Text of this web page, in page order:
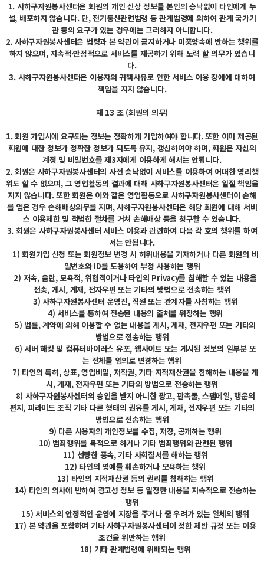
1. 사하구자원봉사센터은 회원의 개인 신상 정보를 본인의 승낙없이 타인에게 누
설, 배포하지 않습니다. 단, 전기통신관련법령 등 관계법령에 의하여 관계 국가기
관 등의 요구가 있는 경우에는 그러하지 아니합니다.
2. 사하구자원봉사센터은 법령과 본 약관이 금지하거나 미풍양속에 반하는 행위를
하지 않으며, 지속적·안정적으로 서비스를 제공하기 위해 노력 할 의무가 있습니
다.
3. 사하구자원봉사센터은 이용자의 귀책사유로 인한 서비스 이용 장애에 대하여
책임을 지지 않습니다.
제 13 조 (회원의 의무)
1. 회원 가입시에 요구되는 정보는 정확하게 기입하여야 합니다. 또한 이미 제공된
회원에 대한 정보가 정확한 정보가 되도록 유지, 갱신하여야 하며, 회원은 자신의
계정 및 비밀번호를 제3자에게 이용하게 해서는 안됩니다.
2. 회원은 사하구자원봉사센터의 사전 승낙없이 서비스를 이용하여 어떠한 영리행
위도 할 수 없으며, 그 영업활동의 결과에 대해 사하구자원봉사센터은 일절 책임을
지지 않습니다. 또한 회원은 이와 같은 영업활동으로 사하구자원봉사센터이 손해
를 입은 경우 손해배상의무를 지며, 사하구자원봉사센터은 해당 회원에 대해 서비
스 이용제한 및 적법한 절차를 거쳐 손해배상 등을 청구할 수 있습니다.
3. 회원은 사하구자원봉사센터 서비스 이용과 관련하여 다음 각 호의 행위를 하여
서는 안됩니다.
1) 회원가입 신청 또는 회원정보 변경 시 허위내용을 기재하거나 다른 회원의 비
밀번호와 ID를 도용하여 부정 사용하는 행위
2) 저속, 음란, 모욕적, 위협적이거나 타인의 Privacy를 침해할 수 있는 내용을
전송, 게시, 게재, 전자우편 또는 기타의 방법으로 전송하는 행위
3) 사하구자원봉사센터 운영진, 직원 또는 관계자를 사칭하는 행위
4) 서비스를 통하여 전송된 내용의 출처를 위장하는 행위
5) 법률, 계약에 의해 이용할 수 없는 내용을 게시, 게재, 전자우편 또는 기타의
방법으로 전송하는 행위
6) 서버 해킹 및 컴퓨터바이러스 유포, 웹사이트 또는 게시된 정보의 일부분 또
는 전체를 임의로 변경하는 행위
7) 타인의 특허, 상표, 영업비밀, 저작권, 기타 지적재산권을 침해하는 내용을 게
시, 게재, 전자우편 또는 기타의 방법으로 전송하는 행위
8) 사하구자원봉사센터의 승인을 받지 아니한 광고, 판촉물, 스팸메일, 행운의
편지, 피라미드 조직 기타 다른 형태의 권유를 게시, 게재, 전자우편 또는 기타의
방법으로 전송하는 행위
9) 다른 사용자의 개인정보를 수집, 저장, 공개하는 행위
10) 범죄행위를 목적으로 하거나 기타 범죄행위와 관련된 행위
11) 선량한 풍속, 기타 사회질서를 해하는 행위
12) 타인의 명예를 훼손하거나 모욕하는 행위
13) 타인의 지적재산권 등의 권리를 침해하는 행위
14) 타인의 의사에 반하여 광고성 정보 등 일정한 내용을 지속적으로 전송하는
행위
15) 서비스의 안정적인 운영에 지장을 주거나 줄 우려가 있는 일체의 행위
17) 본 약관을 포함하여 기타 사하구자원봉사센터이 정한 제반 규정 또는 이용
조건을 위반하는 행위
18) 기타 관계법령에 위배되는 행위